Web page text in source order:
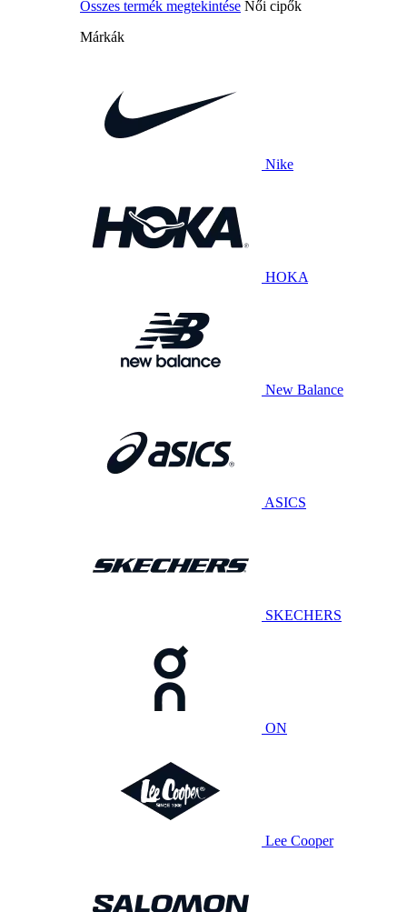
Összes termék megtekintése Női cipők
Márkák
Nike
HOKA
New Balance
ASICS
SKECHERS
ON
Lee Cooper